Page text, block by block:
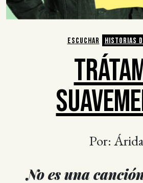
ESCUCHAR HISTORIAS
Por: Árida
No es una